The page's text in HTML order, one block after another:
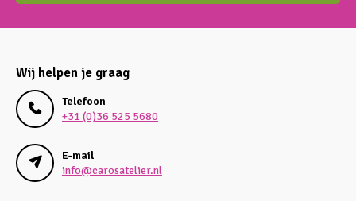
Wij helpen je graag
Telefoon
+31 (0)36 525 5680
E-mail
info@carosatelier.nl